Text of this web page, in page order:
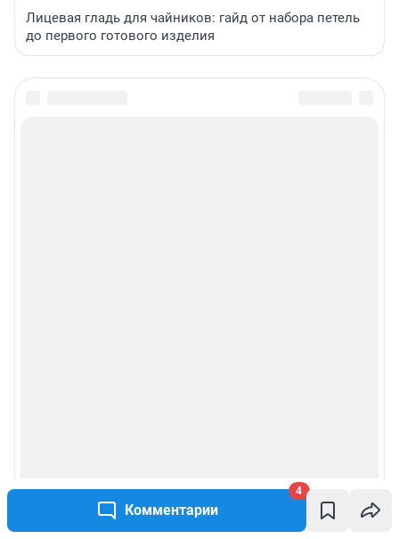
Комментарии
4
Лицевая гладь для чайников: гайд от набора петель
до первого готового изделия